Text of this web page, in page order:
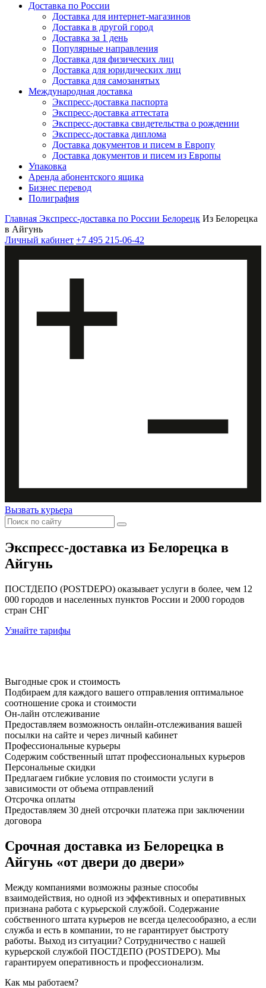
Доставка по России
Доставка для интернет-магазинов
Доставка в другой город
Доставка за 1 день
Популярные направления
Доставка для физических лиц
Доставка для юридических лиц
Доставка для самозанятых
Международная доставка
Экспресс-доставка паспорта
Экспресс-доставка аттестата
Экспресс-доставка свидетельства о рождении
Экспресс-доставка диплома
Доставка документов и писем в Европу
Доставка документов и писем из Европы
Упаковка
Аренда абонентского ящика
Бизнес перевод
Полиграфия
Главная Экспресс-доставка по России Белорецк Из Белорецка
в Айгунь
Личный кабинет +7 495 215-06-42
Вызвать курьера
Экспресс-доставка из Белорецка в
Айгунь
ПОСТДЕПО (POSTDEPO) оказывает услуги в более, чем 12
000 городов и населенных пунктов России и 2000 городов
стран СНГ
Узнайте тарифы
Выгодные срок и стоимость
Подбираем для каждого вашего отправления оптимальное
соотношение срока и стоимости
Он-лайн отслеживание
Предоставляем возможность онлайн-отслеживания вашей
посылки на сайте и через личный кабинет
Профессиональные курьеры
Содержим собственный штат профессиональных курьеров
Персональные скидки
Предлагаем гибкие условия по стоимости услуги в
зависимости от объема отправлений
Отсрочка оплаты
Предоставляем 30 дней отсрочки платежа при заключении
договора
Срочная доставка из Белорецка в
Айгунь «от двери до двери»
Между компаниями возможны разные способы
взаимодействия, но одной из эффективных и оперативных
признана работа с курьерской службой. Содержание
собственного штата курьеров не всегда целесообразно, а если
служба и есть в компании, то не гарантирует быстроту
работы. Выход из ситуации? Сотрудничество с нашей
курьерской службой ПОСТДЕПО (POSTDEPO). Мы
гарантируем оперативность и профессионализм.
Как мы работаем?